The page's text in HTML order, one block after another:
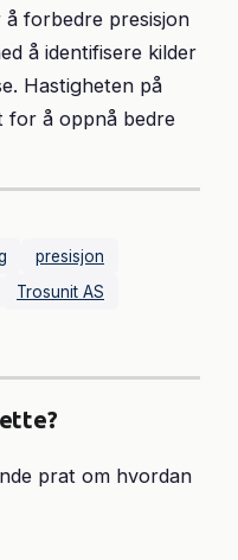
å forbedre presisjon
å identifisere kilder
Hastigheten på
for å oppnå bedre
presisjon
Trosunit AS
prat om hvordan